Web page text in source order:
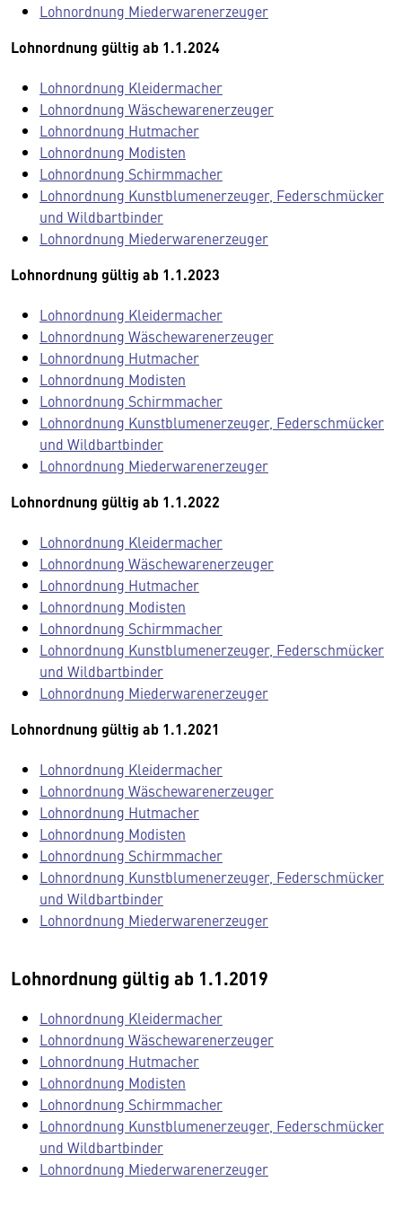
Lohnordnung Miederwarenerzeuger
Lohnordnung gültig ab 1.1.2024
Lohnordnung Kleidermacher
Lohnordnung Wäschewarenerzeuger
Lohnordnung Hutmacher
Lohnordnung Modisten
Lohnordnung Schirmmacher
Lohnordnung Kunstblumenerzeuger, Federschmücker
und Wildbartbinder
Lohnordnung Miederwarenerzeuger
Lohnordnung gültig ab 1.1.2023
Lohnordnung Kleidermacher
Lohnordnung Wäschewarenerzeuger
Lohnordnung Hutmacher
Lohnordnung Modisten
Lohnordnung Schirmmacher
Lohnordnung Kunstblumenerzeuger, Federschmücker
und Wildbartbinder
Lohnordnung Miederwarenerzeuger
Lohnordnung gültig ab 1.1.2022
Lohnordnung Kleidermacher
Lohnordnung Wäschewarenerzeuger
Lohnordnung Hutmacher
Lohnordnung Modisten
Lohnordnung Schirmmacher
Lohnordnung Kunstblumenerzeuger, Federschmücker
und Wildbartbinder
Lohnordnung Miederwarenerzeuger
Lohnordnung gültig ab 1.1.2021
Lohnordnung Kleidermacher
Lohnordnung Wäschewarenerzeuger
Lohnordnung Hutmacher
Lohnordnung Modisten
Lohnordnung Schirmmacher
Lohnordnung Kunstblumenerzeuger, Federschmücker
und Wildbartbinder
Lohnordnung Miederwarenerzeuger
Lohnordnung gültig ab 1.1.2019
Lohnordnung Kleidermacher
Lohnordnung Wäschewarenerzeuger
Lohnordnung Hutmacher
Lohnordnung Modisten
Lohnordnung Schirmmacher
Lohnordnung Kunstblumenerzeuger, Federschmücker
und Wildbartbinder
Lohnordnung Miederwarenerzeuger